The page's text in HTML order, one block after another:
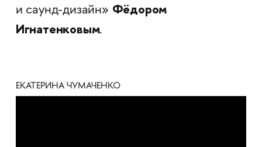
и саунд-дизайн» Фёдором
Игнатенковым.
ЕКАТЕРИНА ЧУМАЧЕНКО